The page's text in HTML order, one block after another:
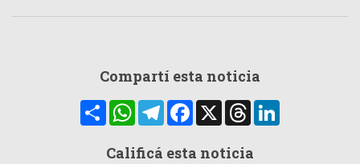
Compartí esta noticia
CompartirWhatsAppTelegramFacebook
X Threads
Calificá esta noticia